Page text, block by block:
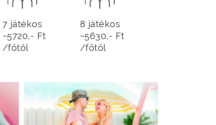
7 játékos
~5720,- Ft
/főtől
8 játékos
~5630,- Ft
/főtől